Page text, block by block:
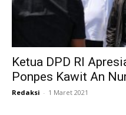
Ketua DPD RI
Ponpes Kawit An
Redaksi - 1 Maret 2021